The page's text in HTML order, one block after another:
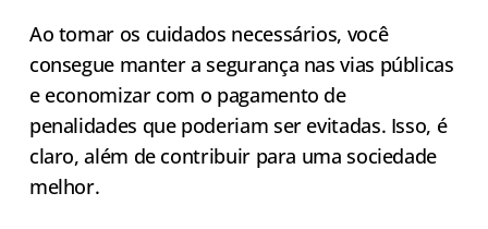
Ao tomar os cuidados necessários, você
consegue manter a segurança nas vias públicas
e economizar com o pagamento de
penalidades que poderiam ser evitadas. Isso, é
claro, além de contribuir para uma sociedade
melhor.